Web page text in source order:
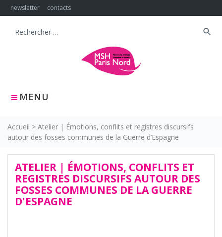
Skip
to
newsletter contacts
MENU
Search
search
Accueil > Atelier | Émotions, conflits et registres discursifs
autour des fosses communes de la Guerre d’Espagne
ATELIER | ÉMOTIONS, CONFLITS ET
REGISTRES DISCURSIFS AUTOUR DES
FOSSES COMMUNES DE LA GUERRE
D'ESPAGNE